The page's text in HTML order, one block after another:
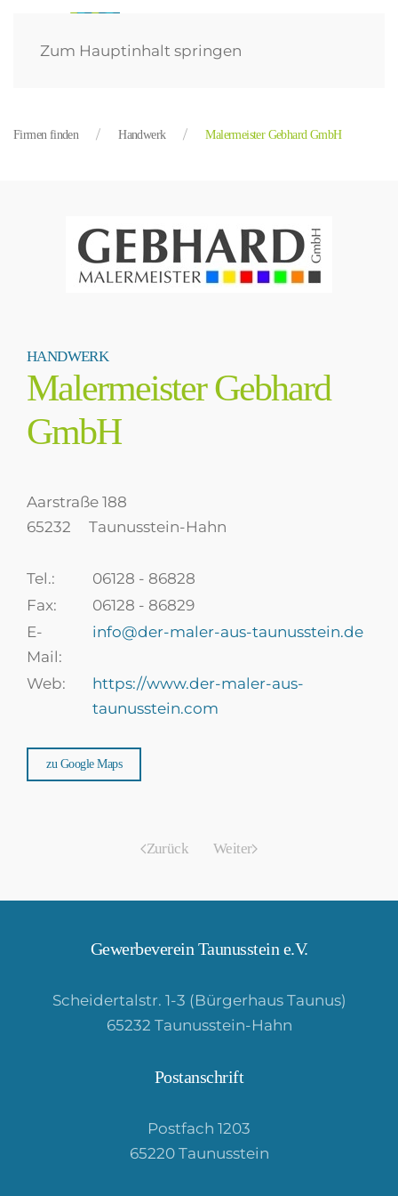
Zum Hauptinhalt springen
Firmen finden Handwerk Malermeister Gebhard GmbH
HANDWERK
Malermeister Gebhard
GmbH
Aarstraße 188
65232
Taunusstein-Hahn
Tel.:
06128 - 86828
Fax:
06128 - 86829
E-
Mail:
info@der-maler-aus-taunusstein.de
Web:
https://www.der-maler-aus-
taunusstein.com
zu Google Maps
Zurück Weiter
Gewerbeverein Taunusstein e.V.
Scheidertalstr. 1-3 (Bürgerhaus Taunus)
65232 Taunusstein-Hahn
Postanschrift
Postfach 1203
65220 Taunusstein